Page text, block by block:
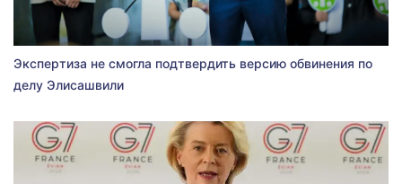
Экспертиза не смогла подтвердить версию обвинения по
делу Элисашвили